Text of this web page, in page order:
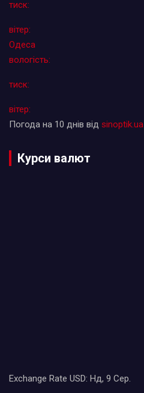
тиск:
вітер:
Одеса
вологість:
тиск:
вітер:
Погода на 10 днів від sinoptik.ua
Курси валют
Exchange Rate USD: Нд, 9 Сер.